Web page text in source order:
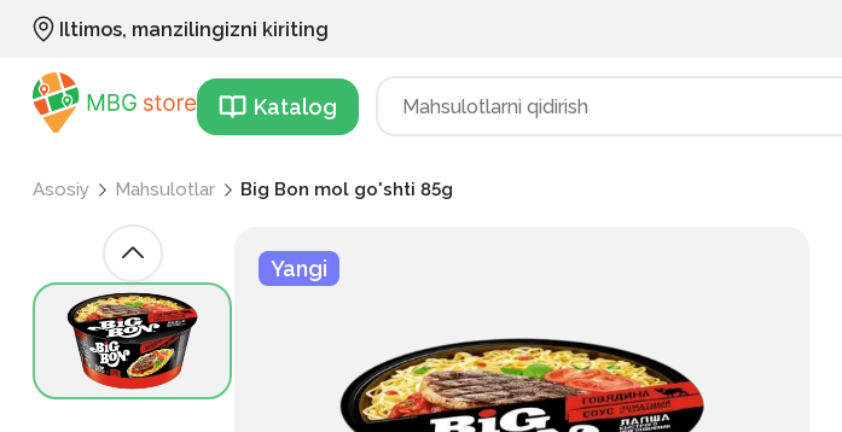
Iltimos, manzilingizni kiriting
Katalog
Asosiy Mahsulotlar Big Bon mol go'shti 85g
Yangi